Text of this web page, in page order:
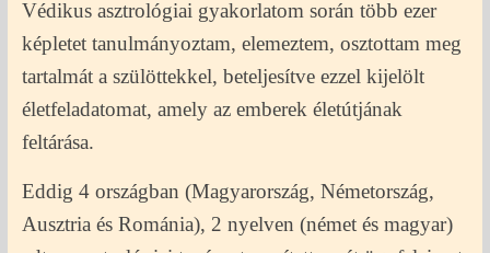
Védikus asztrológiai gyakorlatom során több ezer
képletet tanulmányoztam, elemeztem, osztottam meg
tartalmát a szülöttekkel, beteljesítve ezzel kijelölt
életfeladatomat, amely az emberek életútjának
feltárása.
Eddig 4 országban (Magyarország, Németország,
Ausztria és Románia), 2 nyelven (német és magyar)